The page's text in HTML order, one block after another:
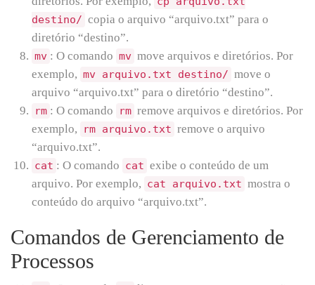
destino/ copia o arquivo “arquivo.txt” para o
diretório “destino”.
mv : O comando mv move arquivos e diretórios. Por
exemplo, mv arquivo.txt destino/ move o
arquivo “arquivo.txt” para o diretório “destino”.
rm : O comando rm remove arquivos e diretórios. Por
exemplo,
rm arquivo.txt remove o arquivo
“arquivo.txt”.
cat : O comando cat exibe o conteúdo de um
arquivo. Por exemplo, cat arquivo.txt mostra o
conteúdo do arquivo “arquivo.txt”.
Comandos de Gerenciamento de
Processos